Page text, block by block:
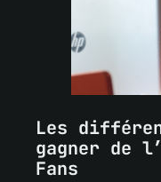
Les
gagner de
Fans